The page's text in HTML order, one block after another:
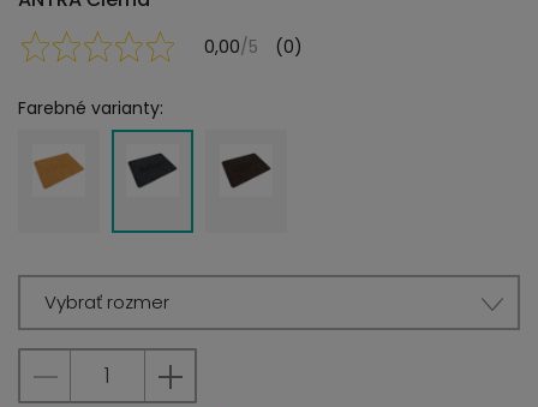
0,00/5 (0)
Farebné varianty:
Vybrať rozmer